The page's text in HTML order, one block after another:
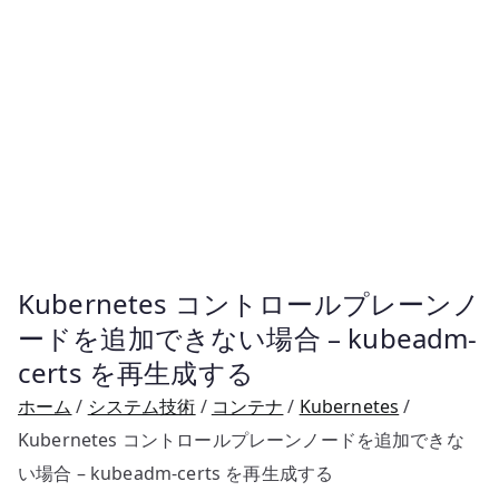
Kubernetes コントロールプレーンノ
ードを追加できない場合 – kubeadm-
certs を再生成する
ホーム システム技術 コンテナ
Kubernetes
Kubernetes コントロールプレーンノードを追加できな
い場合 – kubeadm-certs を再生成する